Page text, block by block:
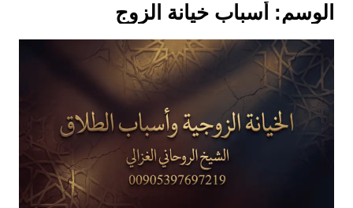
الوسم: أسباب خيانة الزوج